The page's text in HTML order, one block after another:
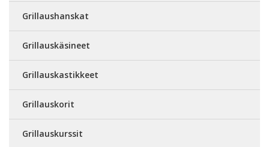
Grillaushanskat
Grillauskäsineet
Grillauskastikkeet
Grillauskorit
Grillauskurssit